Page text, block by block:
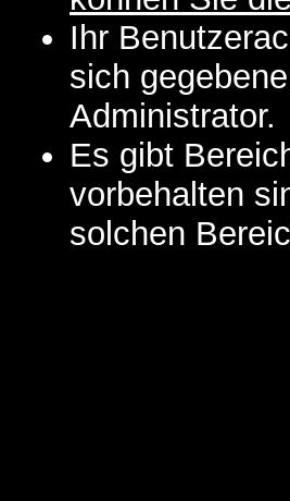
Ihr
sich
Administrator.
Es gibt
vorbehalten
solchen